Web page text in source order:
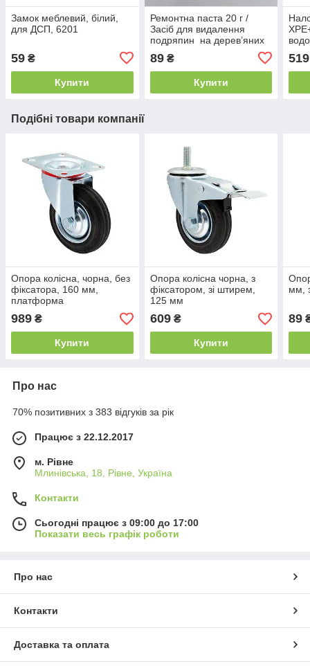
Замок меблевий, білий,
для ДСП, 6201
59 ₴
Купити
Ремонтна паста 20 г /
Засіб для видалення
подряпин на дерев’яних
89₴
Купити
519
Подібні товари компанії
Опора колісна, чорна, без
фіксатора, 160 мм,
платформа
989 ₴
Купити
Опора колісна чорна, з
фіксатором, зі штирем,
125 мм
609₴
Купити
мм,
89
Про нас
70% позитивних з 383 відгуків за рік
Працює з 22.12.2017
м. Рівне
Млинівська, 18, Рівне, Україна
Контакти
Сьогодні працює з 09:00 до 17:00
Показати весь графік роботи
Про нас
Контакти
Доставка та оплата